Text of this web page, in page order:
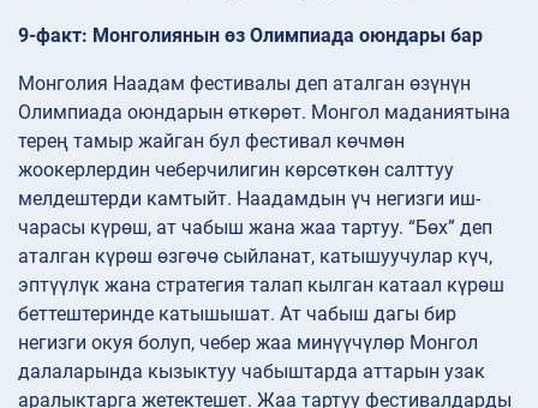
9-факт: Монголиянын өз Олимпиада оюндары бар
Монголия Наадам фестивалы деп аталган өзүнүн
Олимпиада оюндарын өткөрөт. Монгол маданиятына
терең тамыр жайган бул фестивал көчмөн
жоокерлердин чеберчилигин көрсөткөн салттуу
мелдештерди камтыйт. Наадамдын үч негизги иш-
чарасы күрөш, ат чабыш жана жаа тартуу. “Бөх” деп
аталган күрөш өзгөчө сыйланат, катышуучулар күч,
эптүүлүк жана стратегия талап кылган катаал күрөш
беттештеринде катышышат. Ат чабыш дагы бир
негизги окуя болуп, чебер жаа минүүчүлөр Монгол
далаларында кызыктуу чабыштарда аттарын узак
аралыктарга жетектешет. Жаа тартуу фестивалдарды